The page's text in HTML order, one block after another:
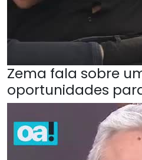
Zema fala sobre
oportunidades